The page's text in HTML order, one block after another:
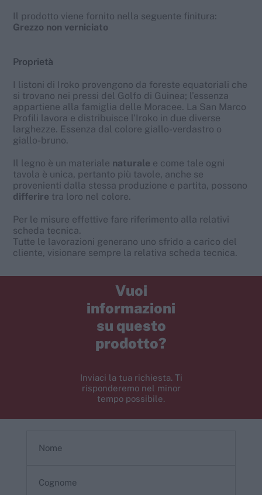
Il prodotto viene fornito nella seguente finitura:
Grezzo non verniciato
Proprietà
I listoni di Iroko provengono da foreste equatoriali che
si trovano nei pressi del Golfo di Guinea; l’essenza
appartiene alla famiglia delle Moracee. La San Marco
Profili lavora e distribuisce l’Iroko in due diverse
larghezze. Essenza dal colore giallo-verdastro o
giallo-bruno.
Il legno è un materiale naturale e come tale ogni
tavola è unica, pertanto più tavole, anche se
provenienti dalla stessa produzione e partita, possono
differire tra loro nel colore.
Per le misure effettive fare riferimento alla relativi
scheda tecnica.
Tutte le lavorazioni generano uno sfrido a carico del
cliente, visionare sempre la relativa scheda tecnica.
Vuoi
informazioni
su questo
prodotto?
Inviaci la tua richiesta. Ti
risponderemo nel minor
tempo possibile.